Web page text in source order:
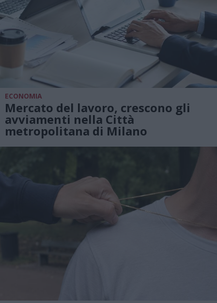
ECONOMIA
Mercato del lavoro, crescono gli
avviamenti nella Città
metropolitana di Milano